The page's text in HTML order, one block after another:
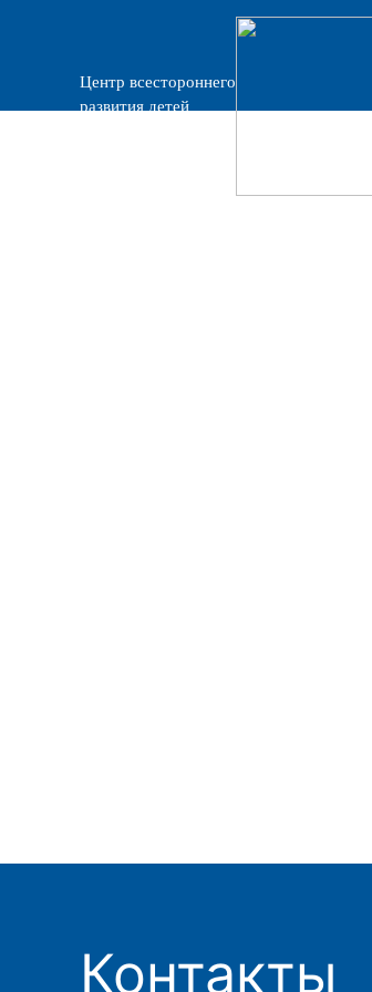
Центр всестороннего
развития детей
Контакты